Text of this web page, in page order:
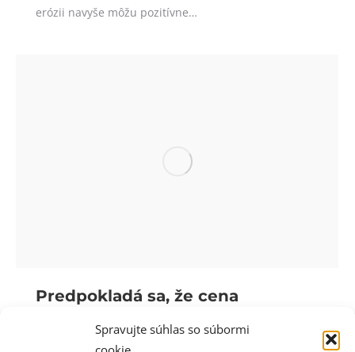
Spravujte súhlas so súbormi
erózii navyše môžu pozitívne…
Predpokladá sa, že cena
sladovníckeho jačmeňa zostane
vysoko nad 200 eurami aj v roku